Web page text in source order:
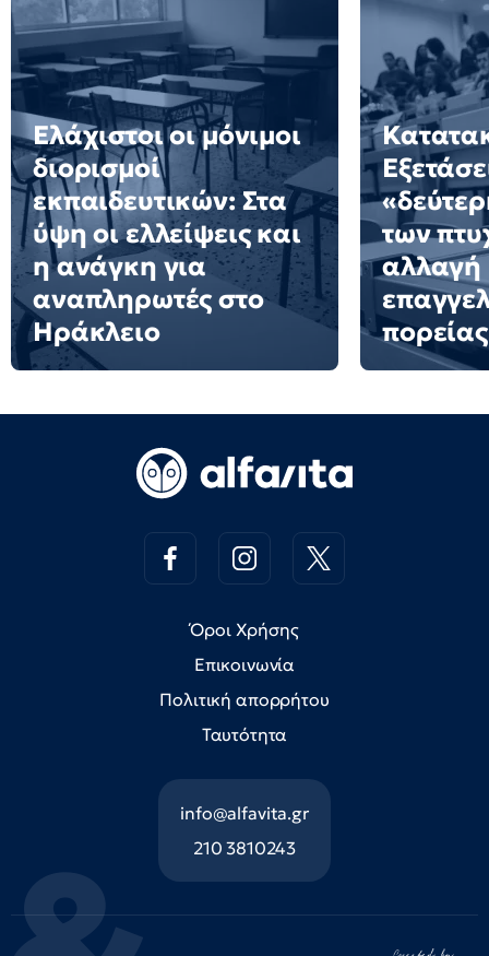
Ελάχιστοι οι μόνιμοι
διορισμοί
εκπαιδευτικών: Στα
ύψη οι ελλείψεις και
η ανάγκη για
αναπληρωτές στο
Ηράκλειο
των
αλλαγή
πορείας
Όροι Χρήσης
Επικοινωνία
Πολιτική απορρήτου
Ταυτότητα
info@alfavita.gr
210 3810243